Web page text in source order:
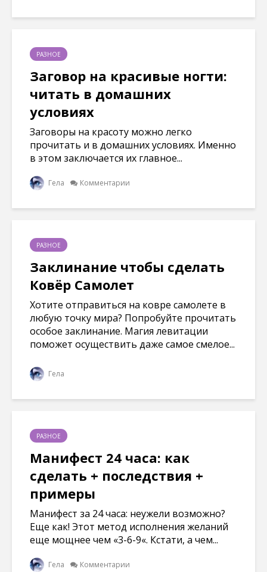
РАЗНОЕ
Заговор на красивые ногти:
читать в домашних
условиях
Заговоры на красоту можно легко
прочитать и в домашних условиях. Именно
в этом заключается их главное...
Гела Комментарии
РАЗНОЕ
Заклинание чтобы сделать
Ковёр Самолет
Хотите отправиться на ковре самолете в
любую точку мира? Попробуйте прочитать
особое заклинание. Магия левитации
поможет осуществить даже самое смелое...
Гела
РАЗНОЕ
Манифест 24 часа: как
сделать + последствия +
примеры
Манифест за 24 часа: неужели возможно?
Еще как! Этот метод исполнения желаний
еще мощнее чем «3-6-9«. Кстати, а чем...
Гела Комментарии